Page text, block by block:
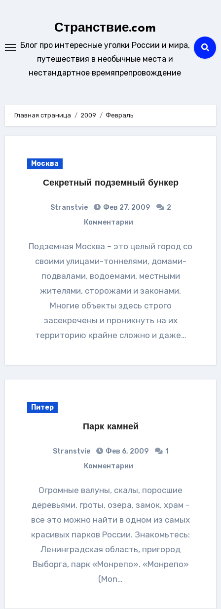
Странствие.com
Блог про интересные уголки России и мира,
путешествия в необычные места и
нестандартное времяпрепровождение
Главная страница 2009 Февраль
Москва
Секретный подземный бункер
Stranstvie Фев 27, 2009
2
Комментарии
Подземная Москва – это целый город со
своими улицами-тоннелями, домами-
подвалами, водоемами, местными
жителями, сторожами и законами.
Многие объекты здесь строго
засекречены и проникнуть на их
территорию крайне сложно и даже…
Питер
Парк камней
Stranstvie Фев 6, 2009
1
Комментарии
Огромные валуны, скалы, поросшие
деревьями, гроты, озера, замок, храм -
все это можно найти в одном из самых
красивых парков России. Знакомьтесь:
Ленинградская область, пригород
Выборга, парк «Монрепо». «Монрепо»
(Mon…